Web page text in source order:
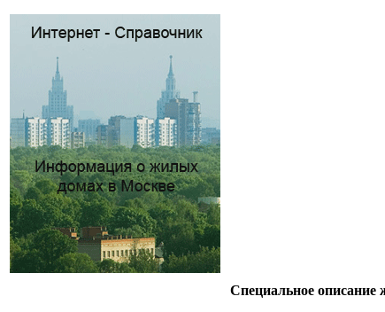
Специальное описание